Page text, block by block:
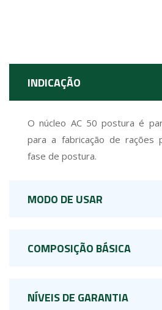
INDICAÇÃO
O núcleo AC 50 postura é
para a fabricação de rações
fase de postura.
MODO DE USAR
COMPOSIÇÃO BÁSICA
NÍVEIS DE GARANTIA